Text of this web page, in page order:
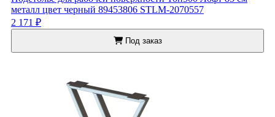
металл цвет черный 89453806 STLM-2070557
2 171 ₽
Под заказ